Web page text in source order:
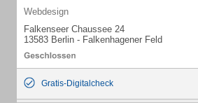
Webdesign
Falkenseer Chaussee 24
13583 Berlin - Falkenhagener Feld
Gratis-Digitalcheck